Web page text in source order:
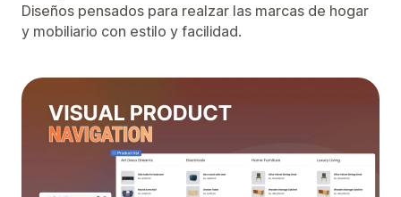
Diseños pensados ​​para realzar las marcas de hogar
y mobiliario con estilo y facilidad.